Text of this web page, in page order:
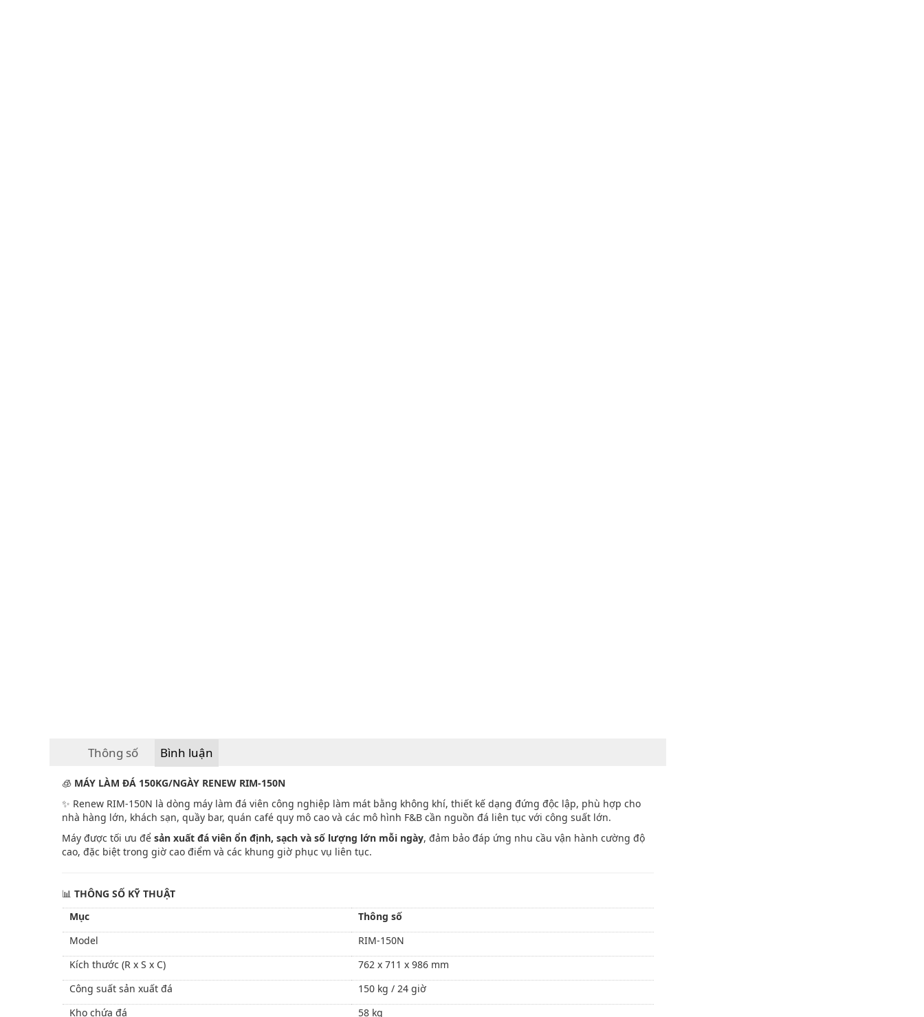
Thông số Bình luận
🧊 MÁY LÀM ĐÁ 150KG/NGÀY RENEW RIM-150N
✨ Renew RIM-150N là dòng máy làm đá viên công nghiệp làm mát bằng không khí, thiết kế dạng đứng độc lập, phù hợp cho
nhà hàng lớn, khách sạn, quầy bar, quán café quy mô cao và các mô hình F&B cần nguồn đá liên tục với công suất lớn.
Máy được tối ưu đểsản xuất đá viên ổn định, sạch và số lượng lớn mỗi ngày, đảm bảo đáp ứng nhu cầu vận hành cường độ
cao, đặc biệt trong giờ cao điểm và các khung giờ phục vụ liên tục.
📊THÔNG SỐ KỸ THUẬT
Mục
Thông số
Model
RIM-150N
Kích thước (R x S x C)
762 x 711 x 986 mm
Công suất sản xuất đá
150 kg / 24 giờ
Kho chứa đá
58 kg